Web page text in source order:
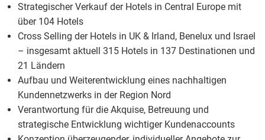
Strategischer Verkauf der Hotels in Central Europe mit
über 104 Hotels
Cross Selling der Hotels in UK & Irland, Benelux und Israel
– insgesamt aktuell 315 Hotels in 137 Destinationen und
21 Ländern
Aufbau und Weiterentwicklung eines nachhaltigen
Kundennetzwerks in der Region Nord
Verantwortung für die Akquise, Betreuung und
strategische Entwicklung wichtiger Kundenaccounts